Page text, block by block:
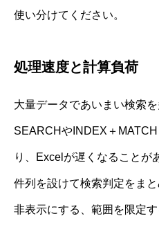
使い分けてください。
処理速度と計算負荷
大量データであいまい検索
SEARCHやINDEX＋
り、Excelが遅くなることが
件列を設けて検索判定をま
非表示にする、範囲を限定